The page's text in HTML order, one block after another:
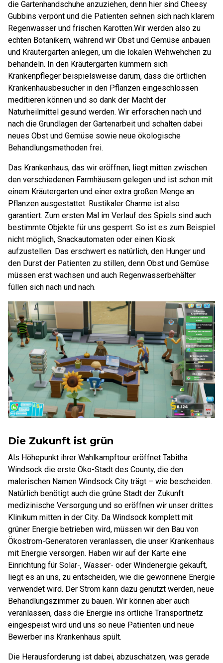
die Gartenhandschuhe anzuziehen, denn hier sind Cheesy
Gubbins verpönt und die Patienten sehnen sich nach klarem
Regenwasser und frischen Karotten.Wir werden also zu
echten Botanikern, während wir Obst und Gemüse anbauen
und Kräutergärten anlegen, um die lokalen Wehwehchen zu
behandeln. In den Kräutergärten kümmern sich
Krankenpfleger beispielsweise darum, dass die örtlichen
Krankenhausbesucher in den Pflanzen eingeschlossen
meditieren können und so dank der Macht der
Naturheilmittel gesund werden. Wir erforschen nach und
nach die Grundlagen der Gartenarbeit und schalten dabei
neues Obst und Gemüse sowie neue ökologische
Behandlungsmethoden frei.
Das Krankenhaus, das wir eröffnen, liegt mitten zwischen
den verschiedenen Farmhäusern gelegen und ist schon mit
einem Kräutergarten und einer extra großen Menge an
Pflanzen ausgestattet. Rustikaler Charme ist also
garantiert. Zum ersten Mal im Verlauf des Spiels sind auch
bestimmte Objekte für uns gesperrt. So ist es zum Beispiel
nicht möglich, Snackautomaten oder einen Kiosk
aufzustellen. Das erschwert es natürlich, den Hunger und
den Durst der Patienten zu stillen, denn Obst und Gemüse
müssen erst wachsen und auch Regenwasserbehälter
füllen sich nach und nach.
Die Zukunft ist grün
Als Höhepunkt ihrer Wahlkampftour eröffnet Tabitha
Windsock die erste Öko-Stadt des County, die den
malerischen Namen Windsock City trägt – wie bescheiden.
Natürlich benötigt auch die grüne Stadt der Zukunft
medizinische Versorgung und so eröffnen wir unser drittes
Klinikum mitten in der City. Da Windsock komplett mit
grüner Energie betrieben wird, müssen wir den Bau von
Ökostrom-Generatoren veranlassen, die unser Krankenhaus
mit Energie versorgen. Haben wir auf der Karte eine
Einrichtung für Solar-, Wasser- oder Windenergie gekauft,
liegt es an uns, zu entscheiden, wie die gewonnene Energie
verwendet wird. Der Strom kann dazu genutzt werden, neue
Behandlungszimmer zu bauen. Wir können aber auch
veranlassen, dass die Energie ins örtliche Transportnetz
eingespeist wird und uns so neue Patienten und neue
Bewerber ins Krankenhaus spült.
Die Herausforderung ist dabei, abzuschätzen, was gerade